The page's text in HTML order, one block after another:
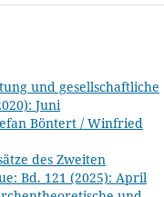
und gesellschaftliche
Juni
Böntert / Winfried
des Zweiten
Bd. 121 (2025): April